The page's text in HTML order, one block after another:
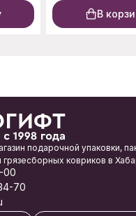
В
подарочной упаковки,
ковриков в
00
70